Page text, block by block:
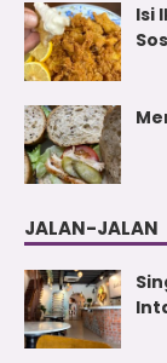
Isi
JALAN-JALAN